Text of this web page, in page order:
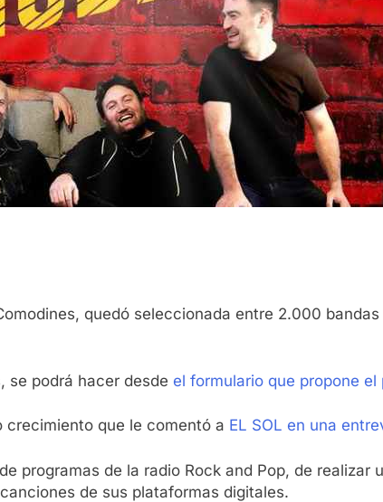
quedó seleccionada entre 2.000
se podrá hacer desde el formulario que propone el
crecimiento que le comentó a EL SOL en una
programas de la radio Rock and Pop, de
de sus plataformas digitales.